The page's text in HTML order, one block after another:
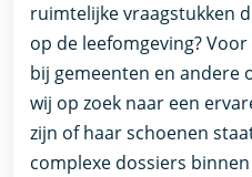
ruimtelijke vraagstukken
op de leefomgeving?
bij gemeenten en andere
wij op zoek naar een
zijn of haar schoenen
complexe dossiers